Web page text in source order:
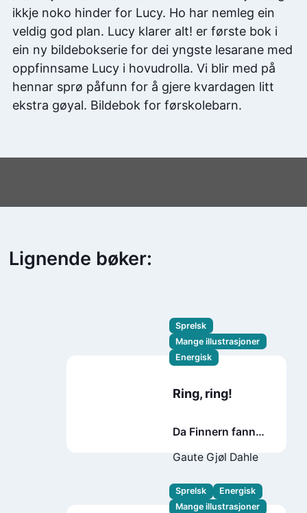
ikkje noko hinder for Lucy. Ho har nemleg ein
veldig god plan. Lucy klarer alt! er første bok i
ein ny bildebokserie for dei yngste lesarane med
oppfinnsame Lucy i hovudrolla. Vi blir med på
hennar sprø påfunn for å gjere kvardagen litt
ekstra gøyal. Bildebok for førskolebarn.
Lignende bøker:
Sprelsk
Mange illustrasjoner
Energisk
Ring, ring!
Da Finnern fann
Gaute Gjøl Dahle
Sprelsk
Energisk
Mange illustrasjoner